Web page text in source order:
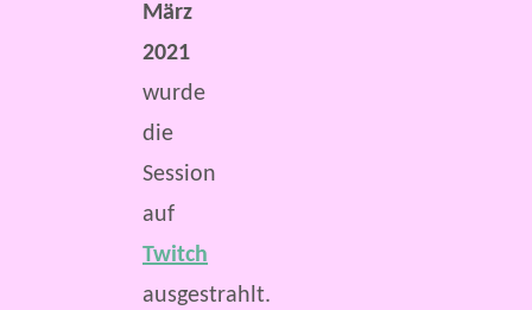
März
2021
wurde
die
Session
auf
Twitch
ausgestrahlt.